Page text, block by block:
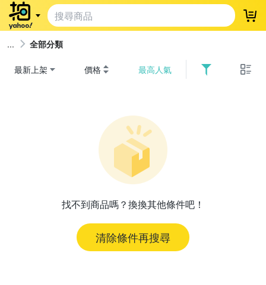
登
全部分類
最新上架 價格 最高人氣
找不到商品嗎？換換其他條件吧！
清除條件再搜尋